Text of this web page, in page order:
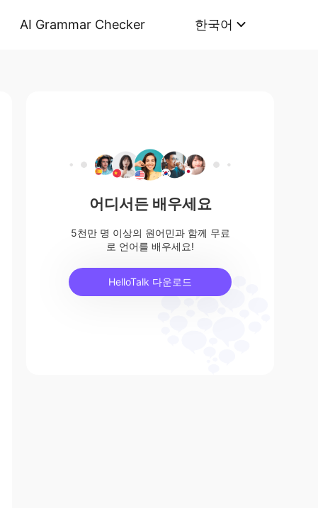
AI Grammar Checker 한국어
어디서든 배우세요
5천만 명 이상의 원어민과 함께 무료
로 언어를 배우세요!
HelloTalk 다운로드